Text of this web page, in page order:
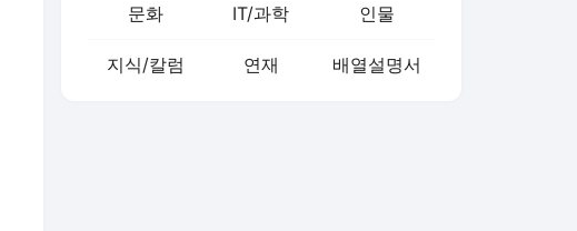
문화 IT/과학 인물
지식/칼럼 연재 배열설명서